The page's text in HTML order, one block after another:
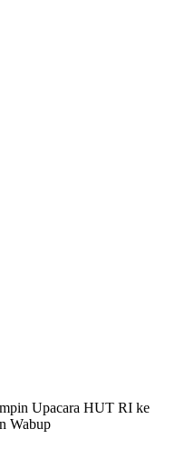
Upacara HUT RI ke
Wabup